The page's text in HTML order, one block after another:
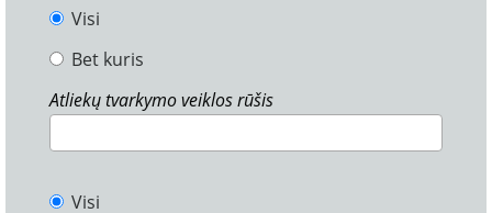
Visi
Bet kuris
Atliekų tvarkymo veiklos rūšis
Visi